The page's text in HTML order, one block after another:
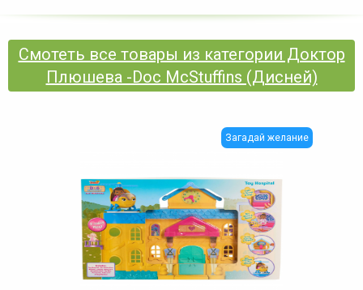
Смотеть все товары из категории Доктор
Плюшева -Doc McStuffins (Дисней)
Загадай желание